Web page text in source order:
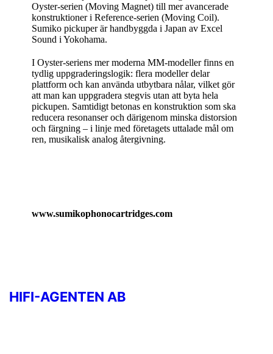
Oyster‑serien (Moving Magnet) till mer avancerade
konstruktioner i Reference‑serien (Moving Coil).
Sumiko pickuper är handbyggda i Japan av Excel
Sound i Yokohama.
I Oyster‑seriens mer moderna MM‑modeller finns en
tydlig uppgraderingslogik: flera modeller delar
plattform och kan använda utbytbara nålar, vilket gör
att man kan uppgradera stegvis utan att byta hela
pickupen. Samtidigt betonas en konstruktion som ska
reducera resonanser och därigenom minska distorsion
och färgning – i linje med företagets uttalade mål om
ren, musikalisk analog återgivning.
www.sumikophonocartridges.com
HIFI-AGENTEN AB